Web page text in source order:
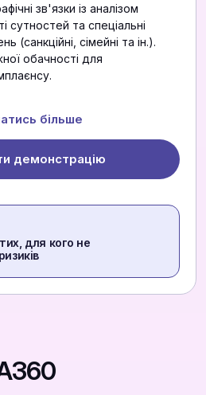
зв'язки із аналізом
сутностей та спеціальні
(санкційні, сімейні та ін.).
обачності для
більше
демонстрацію
для кого не